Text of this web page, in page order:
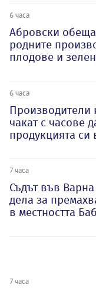
6 часа
Абровски
родните
плодове и
6 часа
Производители
чакат с часове
продукцията си
7 часа
Съдът във
дела за
в местността
7 часа